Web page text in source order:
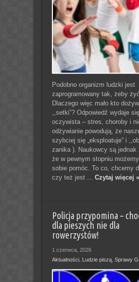
Podobno organizm ludzki jest
zaprogramowany tak, żeby
Dlaczego więc mało kto
,,setki”? Odpowiedź wydaje
oczywista – stres, choroby i
odżywianie powodują, że
szybciej się „eksploatuje” i
zanika ). Naukowcy są jednak
że w pewnym stopniu
sobie pomóc. To co, chcemy
czy też jest ... Czytaj więcej »
Policja przypomina –
dla pieszych nie dla
rowerzystów!
1 czerwca, 2026
Aktualności, Ludzie piszą, Sprawy